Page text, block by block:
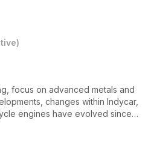
)
focus on advanced metals and
changes within Indycar,
engines have evolved since